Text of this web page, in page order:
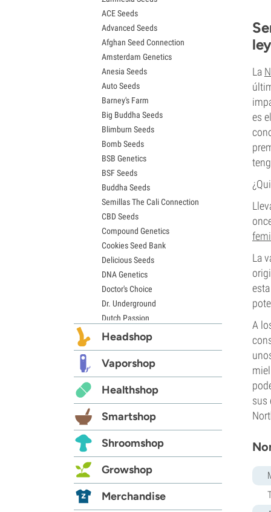
La
es
La
A
sus
Semillas de OG Kush
Semillas de Blue Dream
Semillas de Lemon Haze
Semillas de Bruce Banner
Semillas de Gelato
Semillas de Sour Diesel
Semillas de Jack Herer
Semillas de Girl Scout Cookies
Semillas de Wedding Cake
Semillas de Zkittlez
Semillas de Pineapple Express
Semillas de Chemdawg
Semillas de Hindu Kush
Semillas de Mimosa
ACE Seeds
Advanced Seeds
Afghan Seed Connection
Amsterdam Genetics
Anesia Seeds
Auto Seeds
Barney's Farm
Big Buddha Seeds
Blimburn Seeds
Bomb Seeds
BSB Genetics
BSF Seeds
Buddha Seeds
Semillas The Cali Connection
CBD Seeds
Compound Genetics
Cookies Seed Bank
Delicious Seeds
DNA Genetics
Doctor's Choice
Dr. Underground
Dutch Passion
Elite Seeds
Exotic Seed
Expert Seeds
FastBuds
Female Seeds
French Touch Seeds
Garden of Green
GeneSeeds
G13 Labs
Grass-O-Matic
Headshop
Vaporshop
Healthshop
Smartshop
Shroomshop
Growshop
Merchandise